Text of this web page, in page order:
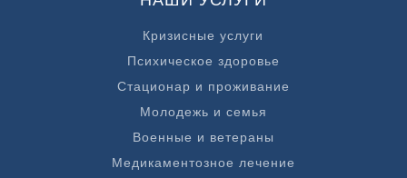
Кризисные услуги
Психическое здоровье
Стационар и проживание
Молодежь и семья
Военные и ветераны
Медикаментозное лечение